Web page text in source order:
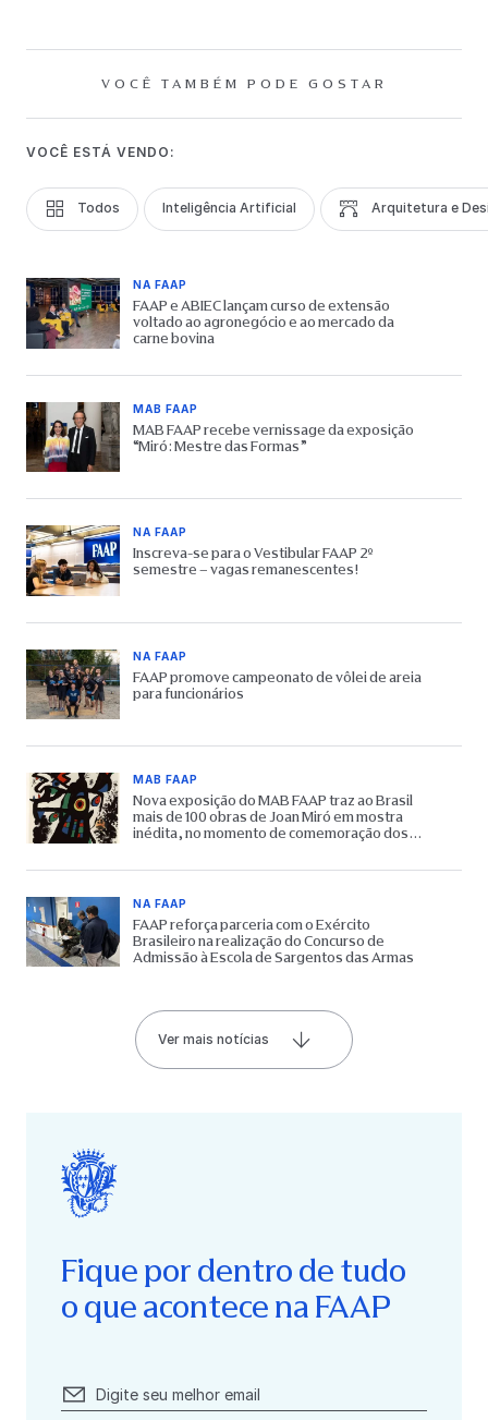
VOCÊ TAMBÉM PODE GOSTAR
VOCÊ ESTÁ VENDO:
Todos Inteligência Artificial Arquitetura e
NA FAAP
FAAP e ABIEC lançam curso de extensão
voltado ao agronegócio e ao mercado da
carne bovina
MAB FAAP
MAB FAAP recebe vernissage da exposição
“Miró: Mestre das Formas”
NA FAAP
Inscreva-se para o Vestibular FAAP 2º
semestre – vagas remanescentes!
NA FAAP
FAAP promove campeonato de vôlei de areia
para funcionários
MAB FAAP
Nova exposição do MAB FAAP traz ao Brasil
mais de 100 obras de Joan Miró em mostra
inédita, no momento de comemoração dos
NA FAAP
FAAP reforça parceria com o Exército
Brasileiro na realização do Concurso de
Admissão à Escola de Sargentos das Armas
Ver mais notícias
Fique por dentro de tudo
o que acontece na FAAP